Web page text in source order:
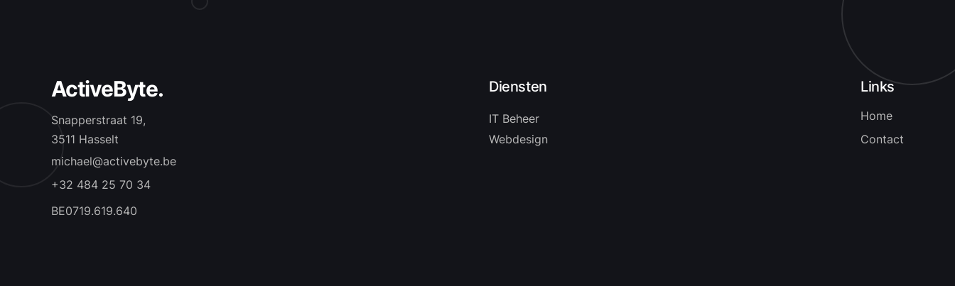
ActiveByte.
Snapperstraat 19,
3511 Hasselt
michael@activebyte.be
+32 484 25 70 34
BE0719.619.640
Diensten
IT Beheer
Webdesign
Links
Home
Contact